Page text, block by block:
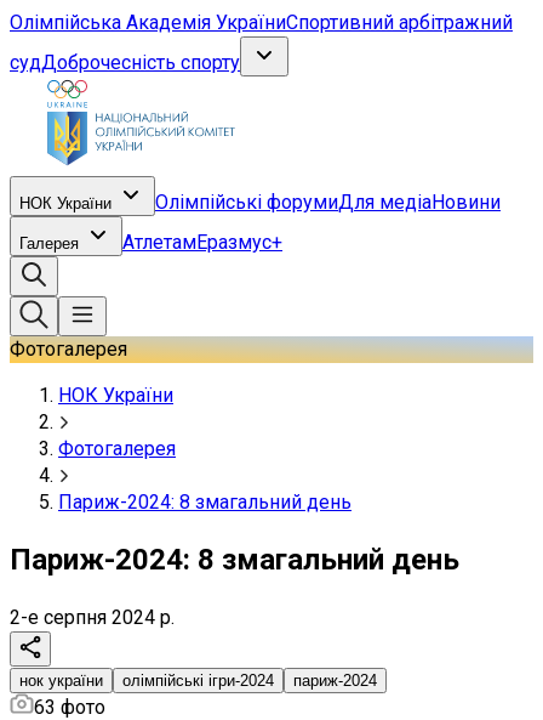
Олімпійська Академія УкраїниСпортивний арбітражний
судДоброчесність спорту
НОК України Олімпійські форумиДля медіаНовини
Галерея АтлетамЕразмус+
Фотогалерея
НОК України
Фотогалерея
Париж-2024: 8 змагальний день
Париж-2024: 8 змагальний день
2-е серпня 2024 р.
нок україни олімпійські ігри-2024 париж-2024
63 фото